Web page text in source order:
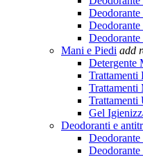
Deodorante
Mani e Piedi add
Detergente
Trattamenti
Trattamenti
Trattamenti
Gel
Deodoranti e
Deodorante